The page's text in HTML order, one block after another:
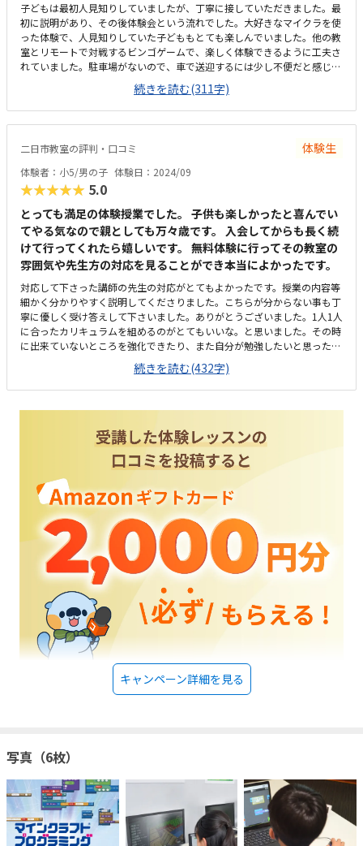
子どもは最初人見知りしていましたが、丁寧に接していただきました。最
初に説明があり、その後体験会という流れでした。大好きなマイクラを使
った体験で、人見知りしていた子どももとても楽しんでいました。他の教
室とリモートで対戦するビンゴゲームで、楽しく体験できるように工夫さ
れていました。駐車場がないので、車で送迎するには少し不便だと感じま
した。歩いて行ける距離ならば良いと思います。塾の中に教室がありま
す。設備は問題なく、パソコンは1人一台です。教材の購入はないようで
す。春季講習に申し込みましたが、時間数もしっかりとありお得でした。
通常期の教室は、他の習い事と比べると少し高めかと思いますが、プログ
続きを読む(311字)
二日市教室の評判・口コミ 体験生
体験者：小5/男の子 体験日：2024/09
★★★★★ 5.0
とっても満足の体験授業でした。 子供も楽しかったと喜んでい
てやる気なので親としても万々歳です。 入会してからも長く続
けて行ってくれたら嬉しいです。 無料体験に行ってその教室の
雰囲気や先生方の対応を見ることができ本当によかったです。
対応して下さった講師の先生の対応がとてもよかったです。授業の内容等
細かく分かりやすく説明してくださりました。こちらが分からない事も丁
寧に優しく受け答えして下さいました。ありがとうございました。1人1人
に合ったカリキュラムを組めるのがとてもいいな。と思いました。その時
に出来ていないところを強化できたり、また自分が勉強したいと思ったと
ころを強化できたり必要に応じて組み替えられるのが魅力的だと思いまし
た。有難いことに家から近いので子供だけでも安心して通わせれるのと駅
近なので人通りもあるので安心です。とても明るく整理整頓されていると
応して下さるみたいなので行けないときの授業を無駄にせずに済むのでと
ても助かります。子供が先生が優しくて分かりやすかったと言っていまし
た。子供に対しても親に対しても優しく対応がとてもよくて嬉しかったで
続きを読む(432字)
キャンペーン詳細を見る
写真（6枚）